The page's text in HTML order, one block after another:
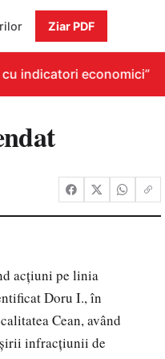
Ziar PDF
indicatori economici”
acţiuni pe linia
Doru I., în
Cean, având
infracţiunii de